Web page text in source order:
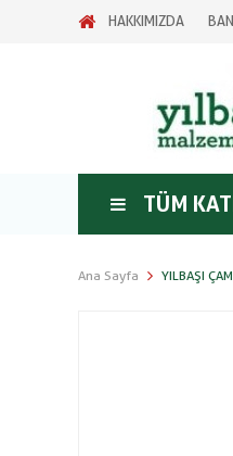
HAKKIMIZDA
TÜM
Ana Sayfa YILBAŞI